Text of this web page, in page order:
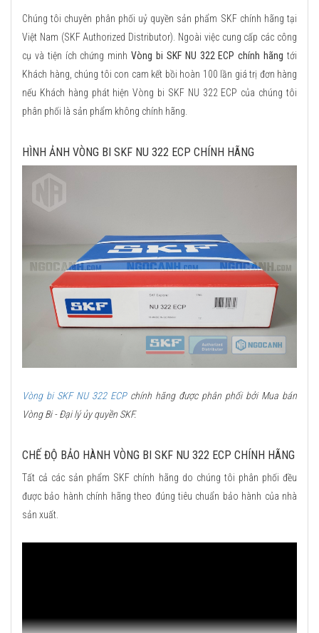
Chúng tôi chuyên phân phối uỷ quyền sản phẩm SKF chính hãng tại
Việt Nam (SKF Authorized Distributor). Ngoài việc cung cấp các công
cụ và tiện ích chứng minhVòng bi SKF NU 322 ECP chính hãng tới
Khách hàng, chúng tôi con cam kết bồi hoàn 100 lần giá trị đơn hàng
nếu Khách hàng phát hiện Vòng bi SKF NU 322 ECP của chúng tôi
phân phối là sản phẩm không chính hãng.
HÌNH ẢNH VÒNG BI SKF NU 322 ECP CHÍNH HÃNG
Vòng bi SKF NU 322 ECPchính hãng được phân phối bởi Mua bán
Vòng Bi - Đại lý ủy quyền SKF.
CHẾ ĐỘ BẢO HÀNH VÒNG BI SKF NU 322 ECP CHÍNH HÃNG
Tất cả các sản phẩm SKF chính hãng do chúng tôi phân phối đều
được bảo hành chính hãng theo đúng tiêu chuẩn bảo hành của nhà
sản xuất.